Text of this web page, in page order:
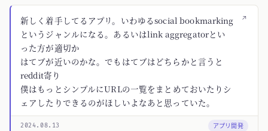
↗
新しく着手してるアプリ。いわゆるsocial bookmarking
というジャンルになる。あるいはlink aggregatorとい
った方が適切か
はてブが近いのかな。でもはてブはどちらかと言うと
reddit寄り
僕はもっとシンプルにURLの一覧をまとめておいたりシ
ェアしたりできるのがほしいよなあと思っていた。
2024.08.13 アプリ開発